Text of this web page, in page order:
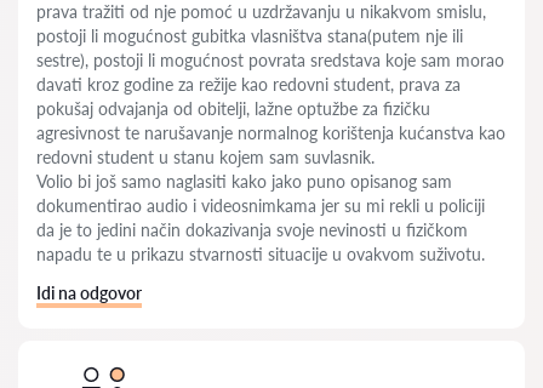
prava tražiti od nje pomoć u uzdržavanju u nikakvom smislu,
postoji li mogućnost gubitka vlasništva stana(putem nje ili
sestre), postoji li mogućnost povrata sredstava koje sam morao
davati kroz godine za režije kao redovni student, prava za
pokušaj odvajanja od obitelji, lažne optužbe za fizičku
agresivnost te narušavanje normalnog korištenja kućanstva kao
redovni student u stanu kojem sam suvlasnik.
Volio bi još samo naglasiti kako jako puno opisanog sam
dokumentirao audio i videosnimkama jer su mi rekli u policiji
da je to jedini način dokazivanja svoje nevinosti u fizičkom
napadu te u prikazu stvarnosti situacije u ovakvom suživotu.
Idi na odgovor